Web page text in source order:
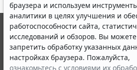
браузера и используем
аналитики в целях улучшения и
работоспособности сайта,
исследований и обзоров. Вы можете
запретить обработку указанных
настройках браузера. Пожалуйста,
ознакомьтесь с условиями их
© ООО "НПП "ГАРАНТ-СЕРВИС", 2026.
выпускается с 1990 года. Компания
являются участниками Российской
информации ГАРАНТ.